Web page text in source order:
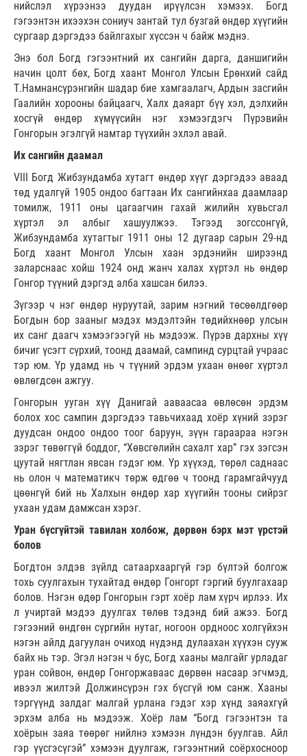
нийслэл хүрээнээ дуудан ирүүлсэн хэмээх. Богд
гэгээнтэн ихээхэн сониуч зантай тул бузгай өндөр хүүгийн
сургаар дэргэдээ байлгахыг хүссэн ч байж мэднэ.
Энэ бол Богд гэгээнтний их сангийн дарга, даншигийн
начин цолт бөх, Богд хаант Монгол Улсын Ерөнхий сайд
Т.Намнансүрэнгийн шадар бие хамгаалагч, Ардын засгийн
Гаалийн хорооны байцаагч, Халх даяарт бүү хэл, дэлхийн
хосгүй өндөр хүмүүсийн нэг хэмээгдэгч Пүрэвийн
Гонгорын эгэлгүй намтар түүхийн эхлэл авай.
Их сангийн даамал
VIII Богд Жибзундамба хутагт өндөр хүүг дэргэдээ аваад
төд удалгүй 1905 ондоо багтаан Их сангийнхаа даамлаар
томилж, 1911 оны цагаагчин гахай жилийн хувьсгал
хүртэл эл албыг хашуулжээ. Тэгээд зогссонгүй,
Жибзундамба хутагтыг 1911 оны 12 дугаар сарын 29-нд
Богд хаант Монгол Улсын хаан эрдэнийн ширээнд
заларснаас хойш 1924 онд жанч халах хүртэл нь өндөр
Гонгор түүний дэргэд алба хашсан билээ.
Зүгээр ч нэг өндөр нуруутай, зарим нэгний төсөөлдгөөр
Богдын бор зааныг мэдэх мэдэлтэйн төдийхнөөр улсын
их санг даагч хэмээгээгүй нь мэдээж. Пүрэв дархны хүү
бичиг үсэгт сүрхий, тоонд даамай, сампинд сурцтай учраас
тэр юм. Үр удамд нь ч түүний эрдэм ухаан өнөөг хүртэл
өвлөгдсөн ажгуу.
Гонгорын ууган хүү Данигай ааваасаа өвлөсөн эрдэм
болох хос сампин дэргэдээ тавьчихаад хоёр хүний зэрэг
дуудсан ондоо ондоо тоог баруун, зүүн гараараа нэгэн
зэрэг төвөггүй боддог, “Хөвсгөлийн сахалт хар” гэх зэгсэн
цуутай нягтлан явсан гэдэг юм. Үр хүүхэд, төрөл саднаас
нь олон ч математикч төрж өдгөө ч тоонд гарамгайчууд
цөөнгүй бий нь Халхын өндөр хар хүүгийн тооны сийрэг
ухаан удам дамжсан хэрэг.
Уран бүсгүйтэй тавилан холбож, дөрвөн бэрх мэт үрстэй
болов
Богдтон элдэв зүйлд сатаархааргүй гэр бүлтэй болгож
тохь суулгахын тухайтад өндөр Гонгорт гэргий буулгахаар
болов. Нэгэн өдөр Гонгорын гэрт хоёр лам хүрч ирлээ. Их
л учиртай мэдээ дуулгах төлөв тэдэнд бий ажээ. Богд
гэгээний өндгөн сүргийн нутаг, ногоон ордноос холгүйхэн
нэгэн айлд дагуулан очиход нүдэнд дулаахан хүүхэн сууж
байх нь тэр. Эгэл нэгэн ч бус, Богд хааны малгайг урладаг
уран сойвон, өндөр Гонгоржаваас дөрвөн насаар эгчмэд,
ивээл жилтэй Должинсүрэн гэх бүсгүй юм санж. Хааны
тэргүүнд залдаг малгай урлана гэдэг хэр хүнд заяахгүй
эрхэм алба нь мэдээж. Хоёр лам “Богд гэгээнтэн та
хоёрын заяа төөрөг нийлнэ хэмээн лүндэн буулгав. Айл
гэр үүсгэсүгэй” хэмээн дуулгаж, гэгээнтний соёрхосноор